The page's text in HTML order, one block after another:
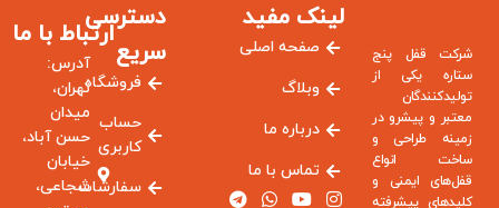
شرکت قفل پنج
ستاره یکی از
تولیدکنندگان
معتبر و پیشرو در
زمینه طراحی و
ساخت انواع
قفل‌های ایمنی و
کلیدهای پیشرفته
لینک مفید
صفحه اصلی
وبلاگ
درباره ما
تماس با ما
دسترسی
سریع
فروشگاه
حساب
کاربری
سفارشات
ارتباط با ما
آدرس:
تهران،
میدان
حسن آباد،
خیابان
شجاعی،